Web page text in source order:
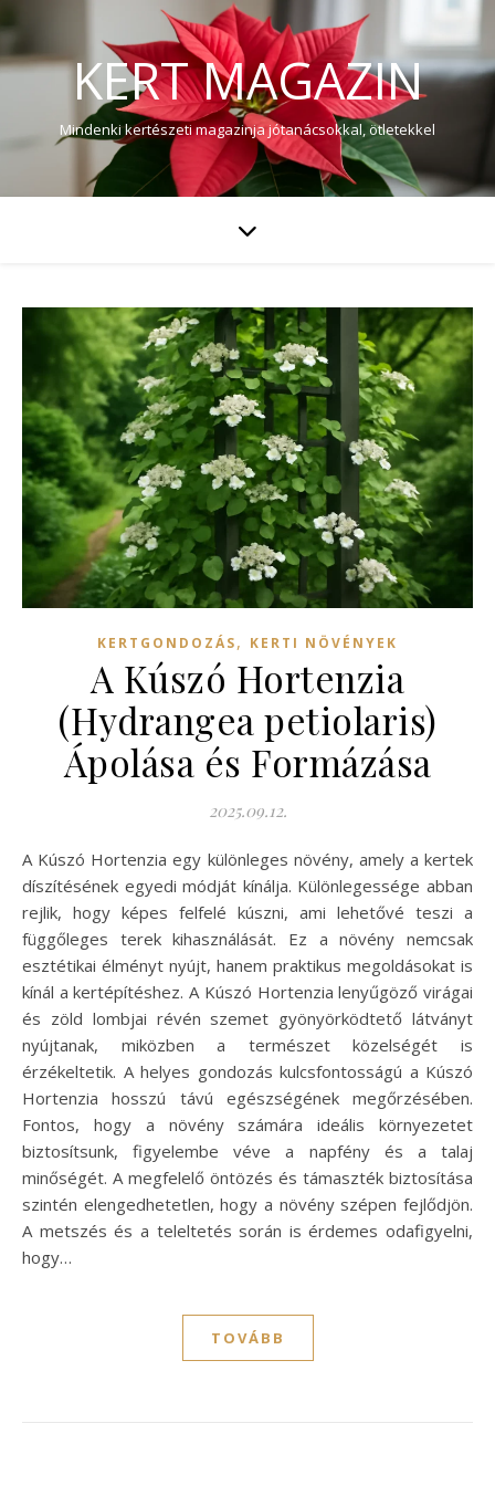
KERT MAGAZIN
Mindenki kertészeti magazinja jótanácsokkal, ötletekkel
KERTGONDOZÁS, KERTI NÖVÉNYEK
A Kúszó Hortenzia
(Hydrangea petiolaris)
Ápolása és Formázása
2025.09.12.
A Kúszó Hortenzia egy különleges növény, amely a kertek
díszítésének egyedi módját kínálja. Különlegessége abban
rejlik, hogy képes felfelé kúszni, ami lehetővé teszi a
függőleges terek kihasználását. Ez a növény nemcsak
esztétikai élményt nyújt, hanem praktikus megoldásokat is
kínál a kertépítéshez. A Kúszó Hortenzia lenyűgöző virágai
és zöld lombjai révén szemet gyönyörködtető látványt
nyújtanak, miközben a természet közelségét is
érzékeltetik. A helyes gondozás kulcsfontosságú a Kúszó
Hortenzia hosszú távú egészségének megőrzésében.
Fontos, hogy a növény számára ideális környezetet
biztosítsunk, figyelembe véve a napfény és a talaj
minőségét. A megfelelő öntözés és támaszték biztosítása
szintén elengedhetetlen, hogy a növény szépen fejlődjön.
A metszés és a teleltetés során is érdemes odafigyelni,
hogy…
TOVÁBB